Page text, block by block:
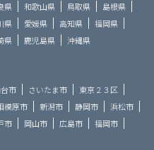
県 和歌山県 鳥取県
島根県
県 愛媛県 高知県
福岡県
県 鹿児島県 沖縄県
市 さいたま市
東京２３区
模原市 新潟市 静岡市
浜松市
市 岡山市 広島市
福岡市